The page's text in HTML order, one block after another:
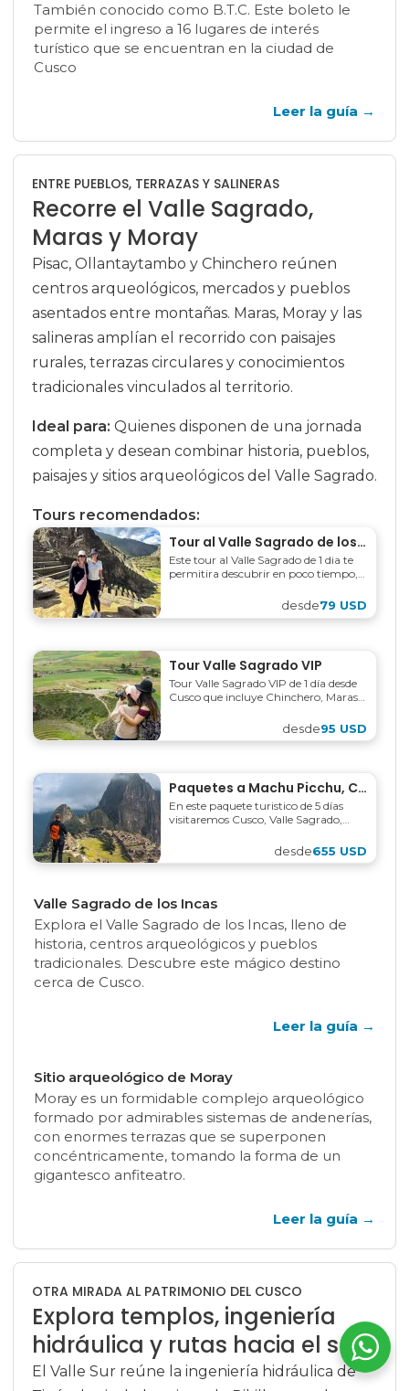
También conocido como B.T.C. Este boleto le
permite el ingreso a 16 lugares de interés
turístico que se encuentran en la ciudad de
Cusco
Leer la guía →
ENTRE PUEBLOS, TERRAZAS Y SALINERAS
Recorre el Valle Sagrado,
Maras y Moray
Pisac, Ollantaytambo y Chinchero reúnen
centros arqueológicos, mercados y pueblos
asentados entre montañas. Maras, Moray y las
salineras amplían el recorrido con paisajes
rurales, terrazas circulares y conocimientos
tradicionales vinculados al territorio.
Ideal para: Quienes disponen de una jornada
completa y desean combinar historia, pueblos,
paisajes y sitios arqueológicos del Valle Sagrado.
Tours recomendados:
Tour al Valle Sagrado de los Incas 1 día
Este tour al Valle Sagrado de 1 dia te
permitira descubrir en poco tiempo,
verdes praderas y ruinas...
desde79 USD
Tour Valle Sagrado VIP
Tour Valle Sagrado VIP de 1 día desde
Cusco que incluye Chinchero, Maras,
desde95 USD
Paquetes a Machu Picchu, Cusco y Valle Sagrado 5 días
En este paquete turistico de 5 días
visitaremos Cusco, Valle Sagrado,
desde655 USD
Valle Sagrado de los Incas
Explora el Valle Sagrado de los Incas, lleno de
historia, centros arqueológicos y pueblos
tradicionales. Descubre este mágico destino
cerca de Cusco.
Leer la guía →
Sitio arqueológico de Moray
Moray es un formidable complejo arqueológico
formado por admirables sistemas de andenerías,
con enormes terrazas que se superponen
concéntricamente, tomando la forma de un
gigantesco anfiteatro.
Leer la guía →
OTRA MIRADA AL PATRIMONIO DEL CUSCO
Explora templos, ingeniería
hidráulica y rutas hacia el sur
El Valle Sur reúne la ingeniería hidráulica de